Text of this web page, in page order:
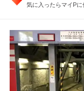
気に入ったらマイPに